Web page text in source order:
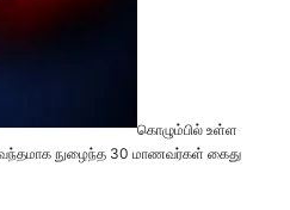
கொழும்பில் உள்ள
நுழைந்த 30 மாணவர்கள் கைது